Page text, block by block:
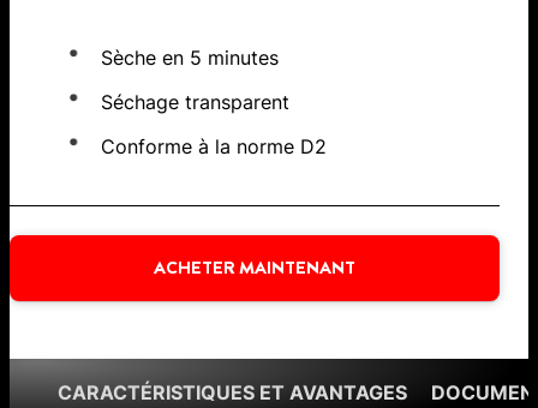
Sèche en 5 minutes
Séchage transparent
Conforme à la norme D2
ACHETER MAINTENANT
CARACTÉRISTIQUES ET AVANTAGES